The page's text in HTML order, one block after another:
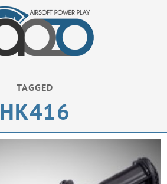
TAGGED
HK416